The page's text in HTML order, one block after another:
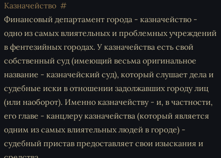
Казначейство
Финансовый департамент города - казначейство -
одно из самых влиятельных и проблемных учреждений
в фентезийных городах. У казначейства есть свой
собственный суд (имеющий весьма оригинальное
название - казначейский суд), который слушает дела и
судебные иски в отношении задолжавших городу лиц
(или наоборот). Именно казначейству - и, в частности,
его главе - канцлеру казначейства (который является
одним из самых влиятельных людей в городе) -
судебный пристав предоставляет свои изыскания и